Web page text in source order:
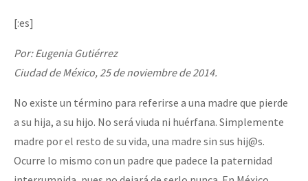
[:es]
Por: Eugenia Gutiérrez
Ciudad de México, 25 de noviembre de 2014.
No existe un término para referirse a una madre que pierde
a su hija, a su hijo. No será viuda ni huérfana. Simplemente
madre por el resto de su vida, una madre sin sus hij@s.
Ocurre lo mismo con un padre que padece la paternidad